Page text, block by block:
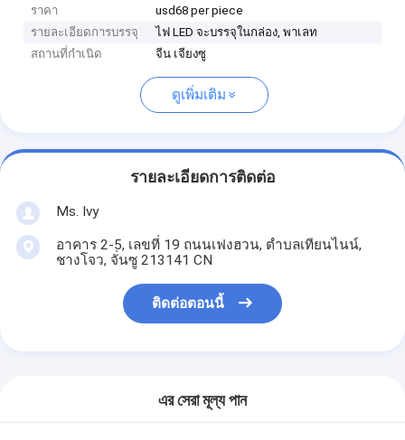
ราคา
usd68 per piece
รายละเอียดการบรรจุ
ไฟ LED จะบรรจุในกล่อง, พาเลท
สถานที่กำเนิด
จีน เจียงซู
ดูเพิ่มเติม
รายละเอียดการติดต่อ
Ms. Ivy
อาคาร 2-5, เลขที่ 19 ถนนเฟงฮวน, ตําบลเทียนไนน์,
ชางโจว, จั่นซู 213141 CN
ติดต่อตอนนี้
এর সেরা মূল্য পান